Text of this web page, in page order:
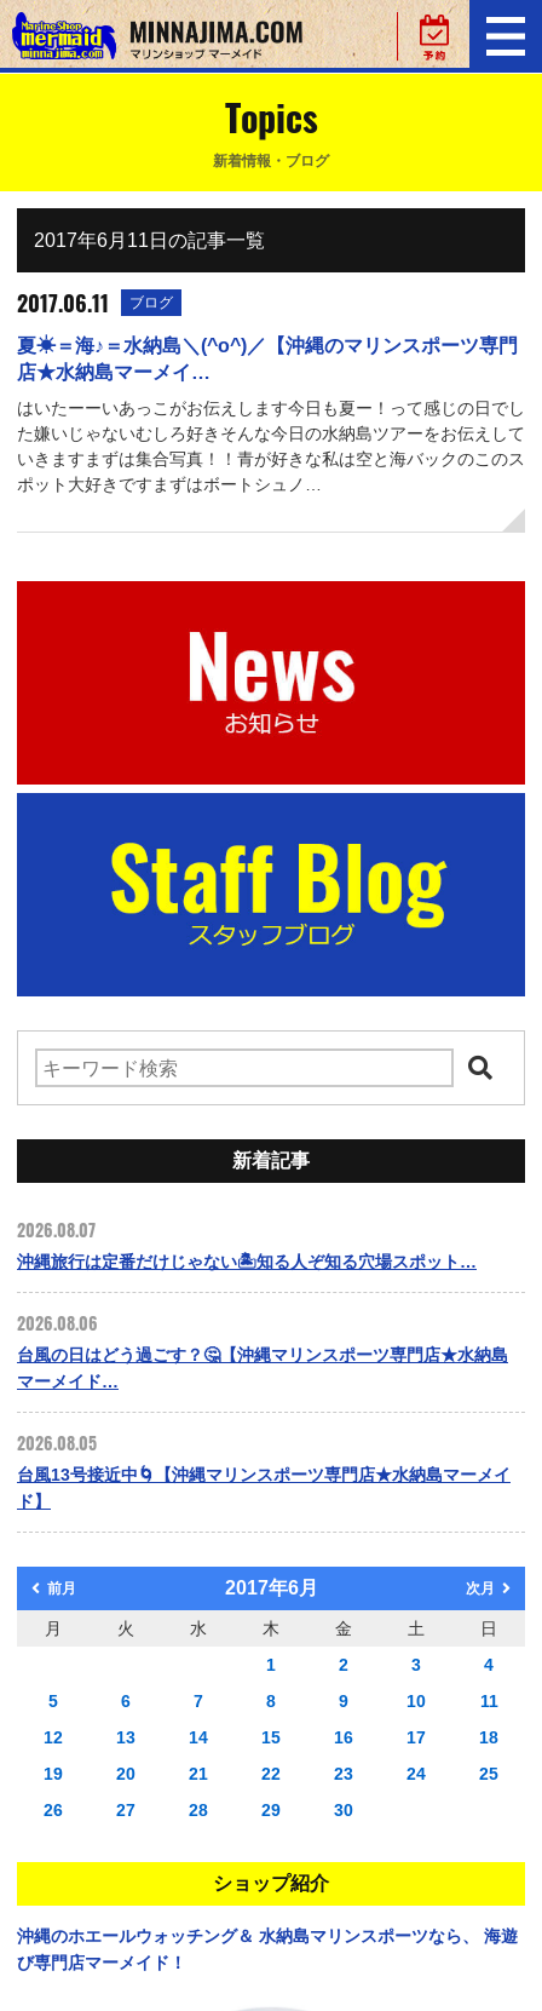
Topics
新着情報・ブログ
2017年6月11日の記事一覧
2017.06.11 ブログ
夏☀＝海♪＝水納島＼(^o^)／【沖縄のマリンスポーツ専門
店★水納島マーメイ…
はいたーーいあっこがお伝えします今日も夏ー！って感じの日でし
た嫌いじゃないむしろ好きそんな今日の水納島ツアーをお伝えして
いきますまずは集合写真！！青が好きな私は空と海バックのこのス
ポット大好きですまずはボートシュノ…
新着記事
2026.08.07
沖縄旅行は定番だけじゃない🏝️知る人ぞ知る穴場スポット…
2026.08.06
台風の日はどう過ごす？🤔【沖縄マリンスポーツ専門店★水納島
マーメイド…
2026.08.05
台風13号接近中🌀【沖縄マリンスポーツ専門店★水納島マーメイ
ド】
前月 2017年6月 次月
月 火 水 木 金 土
日
1
2 3
4
5
6 7 8 9 10
11
12
13 14 15 16 17
18
19
20 21 22 23 24
25
26
27 28 29 30
ショップ紹介
沖縄のホエールウォッチング＆ 水納島マリンスポーツなら、
海遊
び専門店マーメイド！